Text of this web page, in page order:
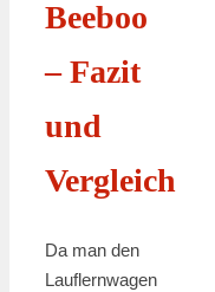
Beeboo
– Fazit
und
Vergleich
Da man den
Lauflernwagen